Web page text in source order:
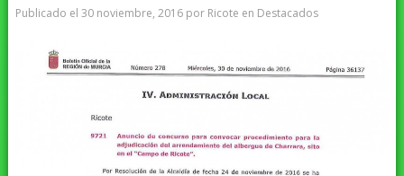
Publicado el 30 noviembre, 2016por Ricote en Destacados